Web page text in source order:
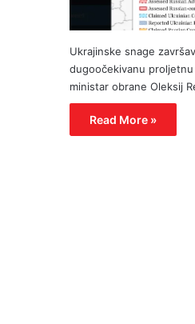
Ukrajinske snage
dugoočekivanu
ministar obrane Oleksij
Read More »